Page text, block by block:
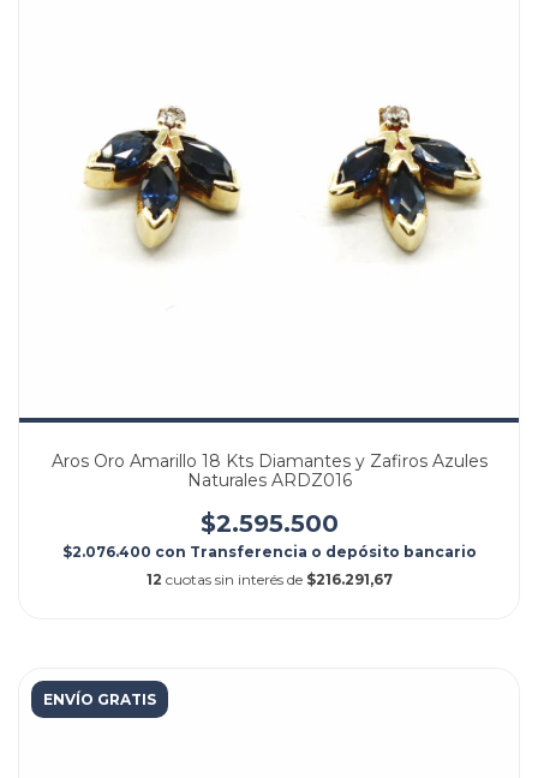
Aros Oro Amarillo 18 Kts Diamantes y Zafiros Azules
Naturales ARDZ016
$2.595.500
$2.076.400 con Transferencia o depósito bancario
12 cuotas sin interés de $216.291,67
ENVÍO GRATIS